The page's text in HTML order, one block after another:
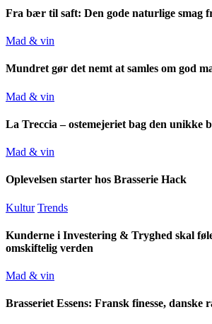
Fra bær til saft: Den gode naturlige smag
Mad & vin
Mundret gør det nemt at samles om god
Mad & vin
La Treccia – ostemejeriet bag den unikke
Mad & vin
Oplevelsen starter hos Brasserie Hack
Kultur Trends
Kunderne i Investering & Tryghed skal
omskiftelig verden
Mad & vin
Brasseriet Essens: Fransk finesse, danske